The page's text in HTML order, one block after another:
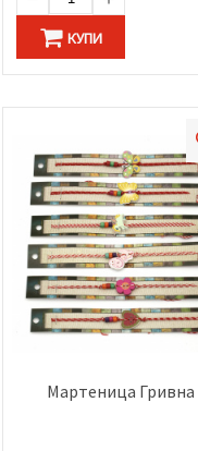
КУПИ
Мартеница Гривна